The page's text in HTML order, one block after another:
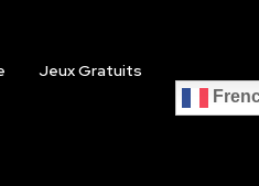
Jeux Gratuits